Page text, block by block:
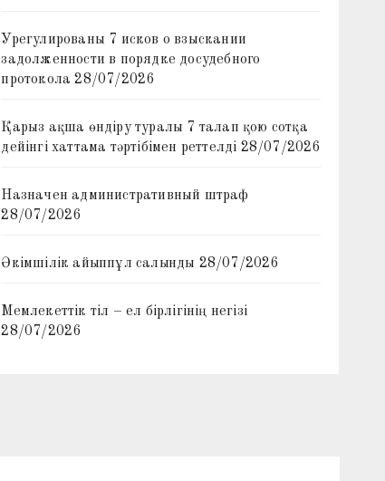
Урегулированы 7 исков о взыскании
задолженности в порядке досудебного
протокола 28/07/2026
Қарыз ақша өндіру туралы 7 талап қою сотқа
дейінгі хаттама тәртібімен реттелді 28/07/2026
Назначен административный штраф
28/07/2026
Әкімшілік айыппұл салынды 28/07/2026
Мемлекеттік тіл – ел бірлігінің негізі
28/07/2026